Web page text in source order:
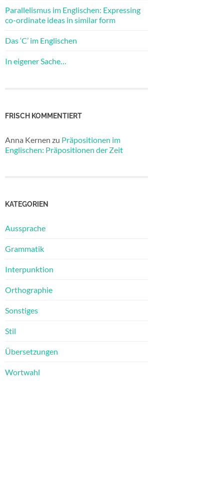
Parallelismus im Englischen: Expressing
co-ordinate ideas in similar form
Das ‘C’ im Englischen
In eigener Sache…
FRISCH KOMMENTIERT
Anna Kernen zu Präpositionen im
Englischen: Präpositionen der Zeit
KATEGORIEN
Aussprache
Grammatik
Interpunktion
Orthographie
Sonstiges
Stil
Übersetzungen
Wortwahl